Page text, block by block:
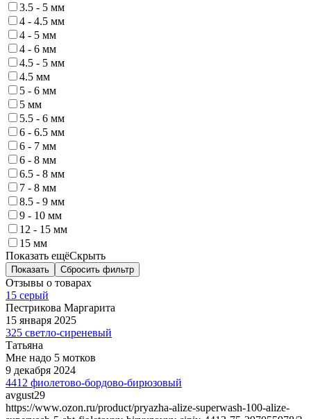
3.5 - 5 мм
4 - 4.5 мм
4 - 5 мм
4 - 6 мм
4.5 - 5 мм
4.5 мм
5 - 6 мм
5 мм
5.5 - 6 мм
6 - 6.5 мм
6 - 7 мм
6 - 8 мм
6.5 - 8 мм
7 - 8 мм
8.5 - 9 мм
9 - 10 мм
12 - 15 мм
15 мм
Показать ещёСкрыть
Показать Сбросить фильтр
Отзывы о товарах
15 серый
Пестрикова Маргарита
15 января 2025
325 светло-сиреневый
Татьяна
Мне надо 5 мотков
9 декабря 2024
4412 фиолетово-бордово-бирюзовый
avgust29
https://www.ozon.ru/product/pryazha-alize-superwash-100-alize-